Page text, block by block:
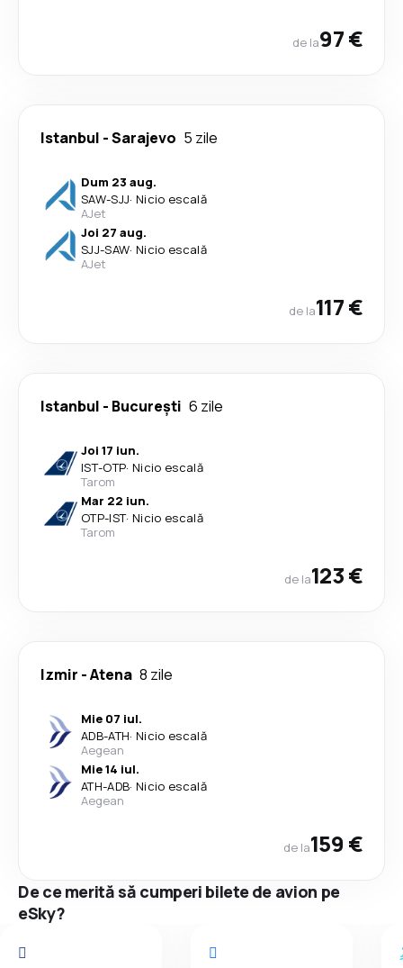
de la97 €
Istanbul -Sarajevo 5 zile
Dum 23 aug.
SAW-SJJ· Nicio escală
AJet
Joi 27 aug.
SJJ-SAW· Nicio escală
AJet
de la117 €
Istanbul - București 6 zile
Joi 17 iun.
IST-OTP· Nicio escală
Tarom
Mar 22 iun.
OTP-IST· Nicio escală
Tarom
de la123 €
Izmir -Atena 8 zile
Mie 07 iul.
ADB-ATH· Nicio escală
Aegean
Mie 14 iul.
ATH-ADB· Nicio escală
Aegean
de la159 €
De ce merită să cumperi bilete de avion pe
eSky?